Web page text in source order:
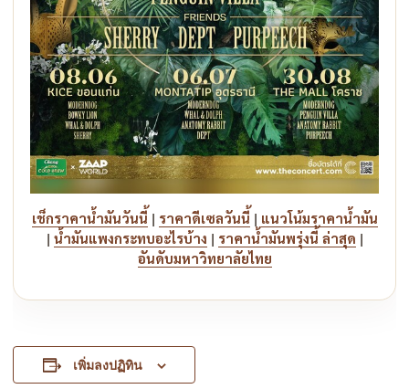
เช็กราคาน้ำมันวันนี้ | ราคาดีเซลวันนี้ | แนวโน้มราคาน้ำมัน
| น้ำมันแพงกระทบอะไรบ้าง | ราคาน้ำมันพรุ่งนี้ ล่าสุด |
อันดับมหาวิทยาลัยไทย
เพิ่มลงปฏิทิน